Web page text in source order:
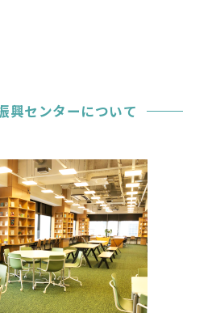
興センターについて